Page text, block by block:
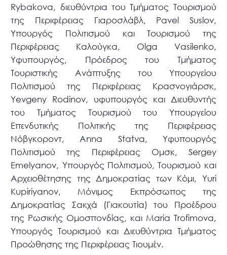
Rybakova, διευθύντρια του Τμήματος Τουρισμού
της Περιφέρειας Γιαροσλάβλ, Pavel Suslov,
Υπουργός Πολιτισμού και Τουρισμού της
Περιφέρειας Καλούγκα, Οlga Vasilenko,
Υφυπουργός, Πρόεδρος του Τμήματος
Τουριστικής Ανάπτυξης του Υπουργείου
Πολιτισμού της Περιφέρειας Κρασνογιάρσκ,
Yevgeny Rodinov, υφυπουργός και Διευθυντής
του Τμήματος Τουρισμού του Υπουργείου
Επενδυτικής Πολιτικής της Περιφέρειας
Νόβγκοροντ, Anna Statva, Υφυπουργός
Πολιτισμού της Περιφέρειας Ομσκ, Sergey
Emelyanov, Υπουργός Πολιτισμού, Τουρισμού και
Αρχειοθέτησης της Δημοκρατίας των Κόμι, Yuri
Kupiriyanov, Μόνιμος Εκπρόσωπος της
Δημοκρατίας Σακχά (Γιακουτία) του Προέδρου
της Ρωσικής Ομοσπονδίας, και Maria Trofimova,
Υπουργός Τουρισμού και Διευθύντρια Τμήματος
Προώθησης της Περιφέρειας Τιουμέν.